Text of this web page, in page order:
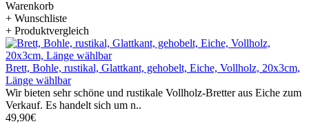
Warenkorb
+ Wunschliste
+ Produktvergleich
Brett, Bohle, rustikal, Glattkant, gehobelt, Eiche, Vollholz, 20x3cm,
Länge wählbar
Wir bieten sehr schöne und rustikale Vollholz-Bretter aus Eiche zum
Verkauf. Es handelt sich um n..
49,90€